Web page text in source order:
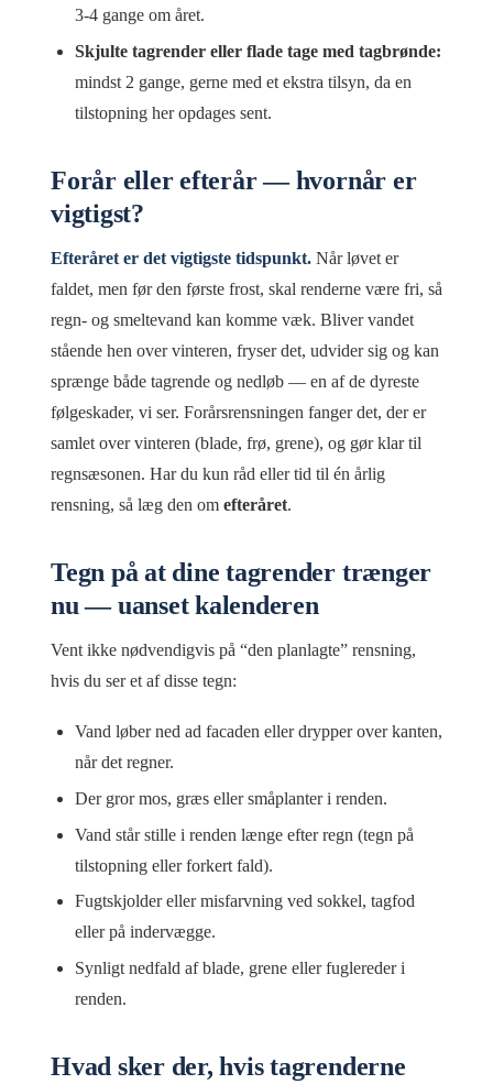
3-4 gange om året.
Skjulte tagrender eller flade tage med tagbrønde:
mindst 2 gange, gerne med et ekstra tilsyn, da en
tilstopning her opdages sent.
Forår eller efterår — hvornår er
vigtigst?
Efteråret er det vigtigste tidspunkt. Når løvet er
faldet, men før den første frost, skal renderne være fri, så
regn- og smeltevand kan komme væk. Bliver vandet
stående hen over vinteren, fryser det, udvider sig og kan
sprænge både tagrende og nedløb — en af de dyreste
følgeskader, vi ser. Forårsrensningen fanger det, der er
samlet over vinteren (blade, frø, grene), og gør klar til
regnsæsonen. Har du kun råd eller tid til én årlig
rensning, så læg den om efteråret.
Tegn på at dine tagrender trænger
nu — uanset kalenderen
Vent ikke nødvendigvis på “den planlagte” rensning,
hvis du ser et af disse tegn:
Vand løber ned ad facaden eller drypper over kanten,
når det regner.
Der gror mos, græs eller småplanter i renden.
Vand står stille i renden længe efter regn (tegn på
tilstopning eller forkert fald).
Fugtskjolder eller misfarvning ved sokkel, tagfod
eller på indervægge.
Synligt nedfald af blade, grene eller fuglereder i
renden.
Hvad sker der, hvis tagrenderne